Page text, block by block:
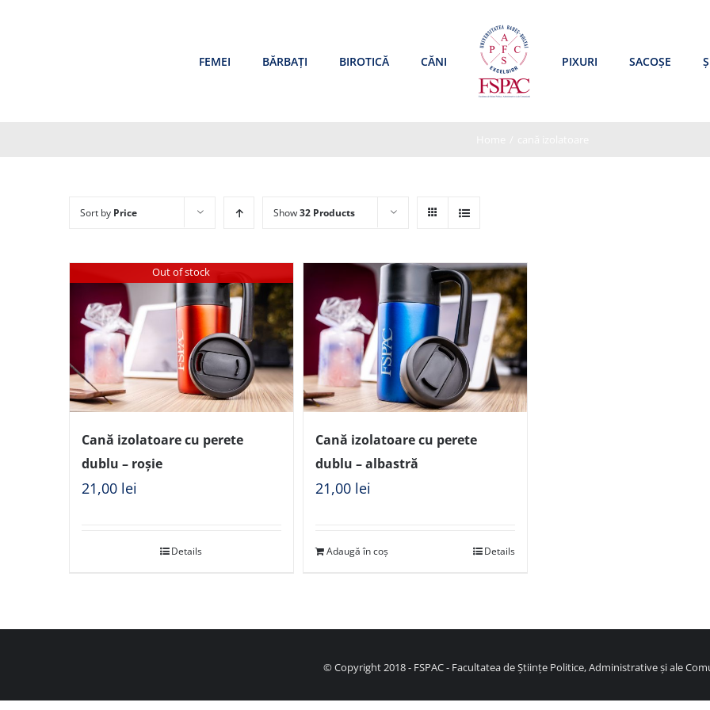
FEMEI BĂRBAȚI BIROTICĂ CĂNI PIXURI SACOȘE
Sort by Price Show32 Products
Out of stock
Cană izolatoare cu perete
dublu – roșie
21,00 lei
Details
Cană izolatoare cu perete
dublu – albastră
21,00 lei
Adaugă în coș Details
© Copyright 2018 - FSPAC - Facultatea de Științe Politice, Administrative și ale